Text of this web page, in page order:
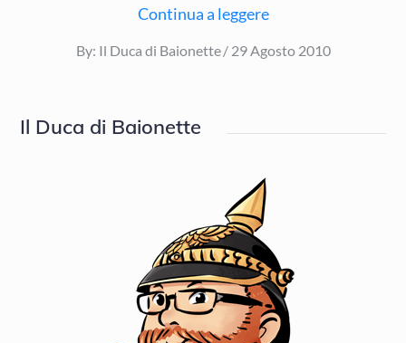
Continua a leggere
By: Il Duca di Baionette
Posted
29 Agosto 2010
Il Duca di Baionette